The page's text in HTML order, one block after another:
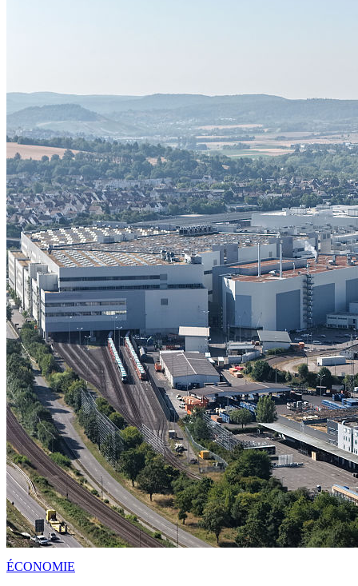
ÉCONOMIE